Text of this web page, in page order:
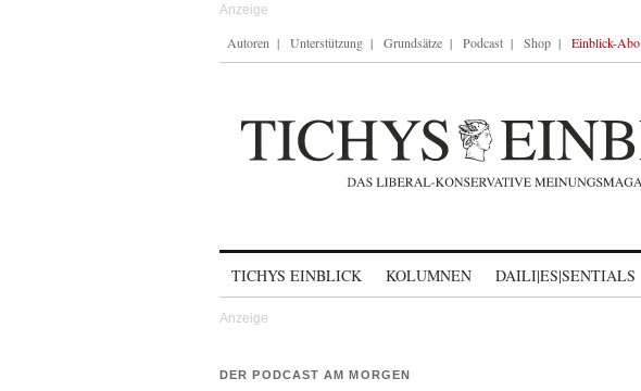
Autoren Unterstützung Grundsätze Podcast Shop Einblick-Abo
TICHYS EINBLICK KOLUMNEN DAILI|ES|SENTIALS
DER PODCAST AM MORGEN